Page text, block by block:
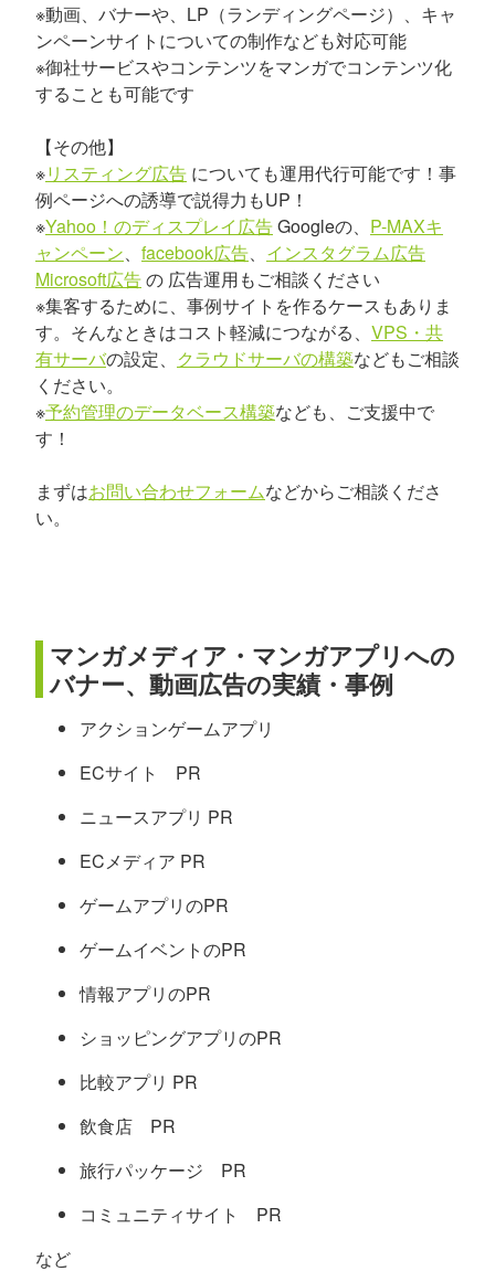
※動画、バナーや、LP（ランディングページ）、キャ
ンペーンサイトについての制作なども対応可能
※御社サービスやコンテンツをマンガでコンテンツ化
することも可能です
【その他】
※リスティング広告 についても運用代行可能です！事
例ページへの誘導で説得力もUP！
※Yahoo！のディスプレイ広告Googleの、 P-MAXキ
ャンペーン、 facebook広告、 インスタグラム広告
Microsoft広告の 広告運用もご相談ください
※集客するために、事例サイトを作るケースもありま
す。そんなときはコスト軽減につながる、 VPS・共
有サーバの設定、 クラウドサーバの構築などもご相談
ください。
※予約管理のデータベース構築なども、ご支援中で
す！
まずはお問い合わせフォームなどからご相談くださ
い。
マンガメディア・マンガアプリへの
バナー、動画広告の実績・事例
アクションゲームアプリ
ECサイト PR
ニュースアプリ PR
ECメディア PR
ゲームアプリのPR
ゲームイベントのPR
情報アプリのPR
ショッピングアプリのPR
比較アプリ PR
飲食店 PR
旅行パッケージ PR
コミュニティサイト PR
など